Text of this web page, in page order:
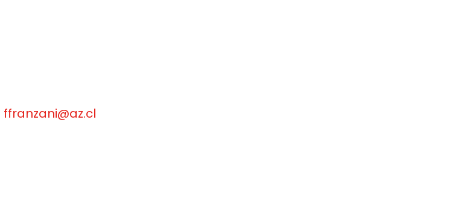
ffranzani@az.cl